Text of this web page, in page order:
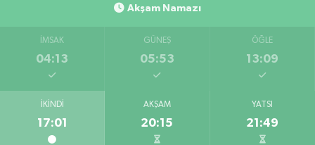
Akşam Namazı
İMSAK
04:13
GÜNEŞ
05:53
ÖĞLE
13:09
İKINDI
17:01
AKŞAM
20:15
YATSI
21:49